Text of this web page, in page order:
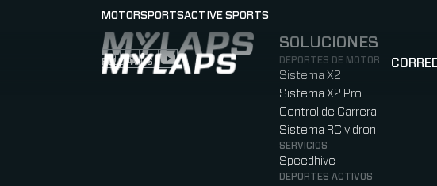
LOGO MYLAPS - ESPANA
MOTORSPORTSACTIVE SPORTS
FOLLOW US
Follow us on Instagram (Opens in new tab)
Follow us on LinkedIn (Opens in new tab)
Follow us on Facebook (Opens in new tab)
Follow us on YouTube (Opens in new tab)
SOLUCIONES
DEPORTES DE MOTOR
Sistema X2
Sistema X2 Pro
Control de Carrera
Sistema RC y dron
SERVICIOS
Speedhive
DEPORTES ACTIVOS